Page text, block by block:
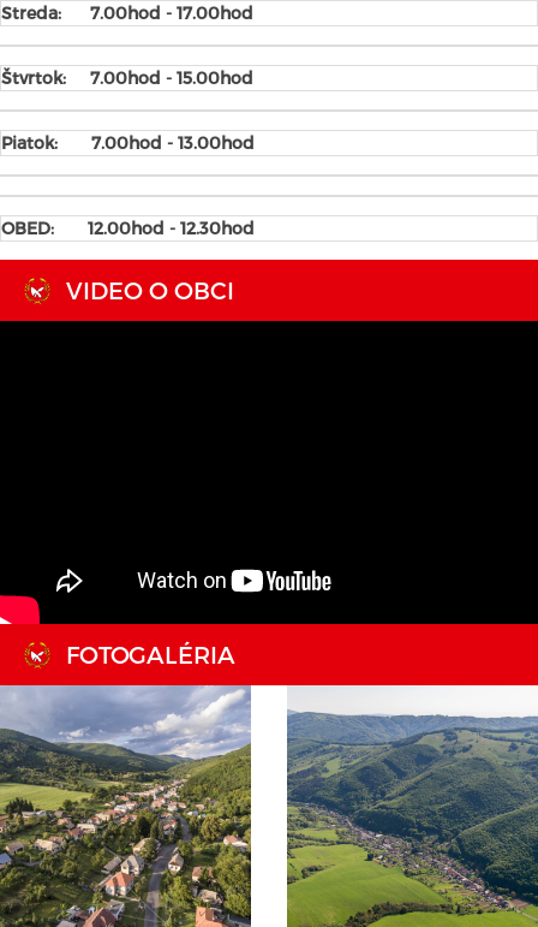
Streda: 7.00hod - 17.00hod
Štvrtok: 7.00hod - 15.00hod
Piatok: 7.00hod - 13.00hod
OBED: 12.00hod - 12.30hod
VIDEO O OBCI
FOTOGALÉRIA